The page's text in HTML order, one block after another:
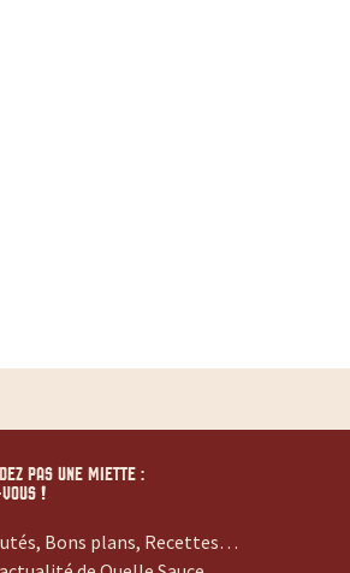
PAS UNE MIETTE :
!
Bons plans, Recettes…